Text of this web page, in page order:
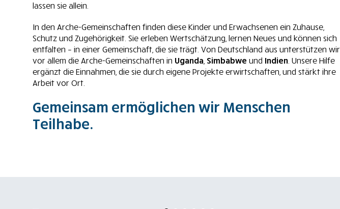
lassen sie allein.
In den Arche-Gemeinschaften finden diese Kinder und Erwachsenen ein Zuhause,
Schutz und Zugehörigkeit. Sie erleben Wertschätzung, lernen Neues und können sich
entfalten – in einer Gemeinschaft, die sie trägt. Von Deutschland aus unterstützen wir
vor allem die Arche-Gemeinschaften in Uganda, Simbabwe und Indien. Unsere Hilfe
ergänzt die Einnahmen, die sie durch eigene Projekte erwirtschaften, und stärkt ihre
Arbeit vor Ort.
Gemeinsam ermöglichen wir Menschen
Teilhabe.